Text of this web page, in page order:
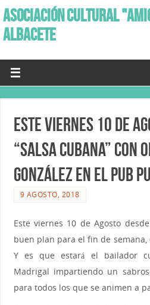
ASOCIACIÓN CULTURAL
ALBACETE
Este viernes 10 de
“Salsa Cubana” con
González en el Pub
9 AGOSTO, 2018
Este viernes 10 de Agosto
buen plan para el fin de semana,
Y es que estará el bailador
Madrigal impartiendo un
para todos los que se animen a